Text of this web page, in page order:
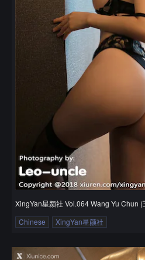
XingYan星颜社 Vol.064 Wang Yu Chun
Chinese
XingYan星颜社